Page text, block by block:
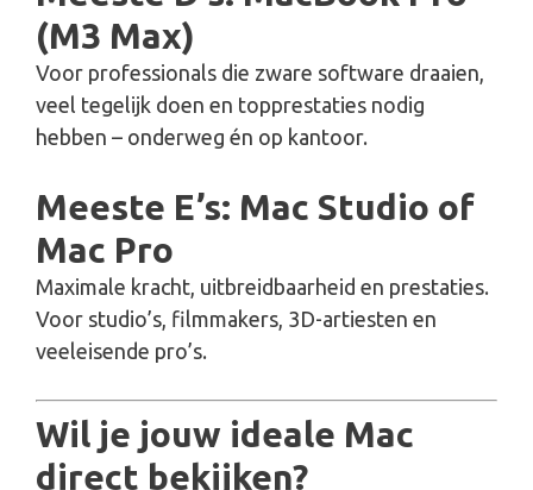
(M3 Max)
Voor professionals die zware software draaien,
veel tegelijk doen en topprestaties nodig
hebben – onderweg én op kantoor.
Meeste E’s: Mac Studio of
Mac Pro
Maximale kracht, uitbreidbaarheid en prestaties.
Voor studio’s, filmmakers, 3D-artiesten en
veeleisende pro’s.
Wil je jouw ideale Mac
direct bekijken?